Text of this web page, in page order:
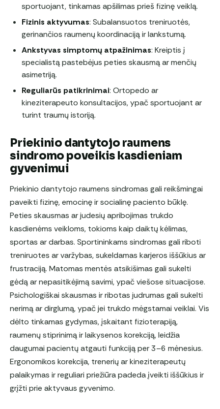
sportuojant, tinkamas apšilimas prieš fizinę veiklą.
Fizinis aktyvumas: Subalansuotos treniruotės,
gerinančios raumenų koordinaciją ir lankstumą.
Ankstyvas simptomų atpažinimas: Kreiptis į
specialistą pastebėjus peties skausmą ar menčių
asimetriją.
Reguliarūs patikrinimai: Ortopedo ar
kineziterapeuto konsultacijos, ypač sportuojant ar
turint traumų istoriją.
Priekinio dantytojo raumens
sindromo poveikis kasdieniam
gyvenimui
Priekinio dantytojo raumens sindromas gali reikšmingai
paveikti fizinę, emocinę ir socialinę paciento būklę.
Peties skausmas ar judesių apribojimas trukdo
kasdienėms veikloms, tokioms kaip daiktų kėlimas,
sportas ar darbas. Sportininkams sindromas gali riboti
treniruotes ar varžybas, sukeldamas karjeros iššūkius ar
frustraciją. Matomas mentės atsikišimas gali sukelti
gėdą ar nepasitikėjimą savimi, ypač viešose situacijose.
Psichologiškai skausmas ir ribotas judrumas gali sukelti
nerimą ar dirglumą, ypač jei trukdo mėgstamai veiklai. Vis
dėlto tinkamas gydymas, įskaitant fizioterapiją,
raumenų stiprinimą ir laikysenos korekciją, leidžia
daugumai pacientų atgauti funkciją per 3–6 mėnesius.
Ergonomikos korekcija, trenerių ar kineziterapeutų
palaikymas ir reguliari priežiūra padeda įveikti iššūkius ir
grįžti prie aktyvaus gyvenimo.